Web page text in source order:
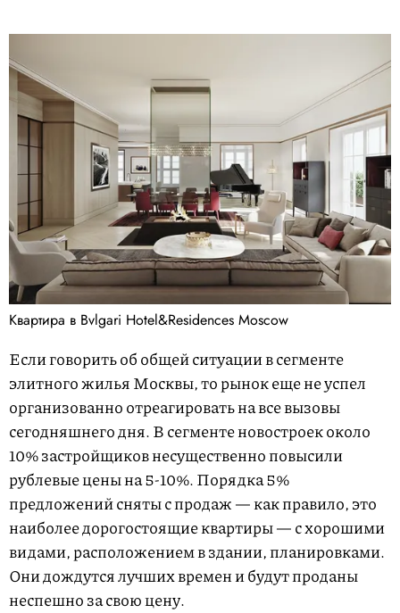
Квартира в Bvlgari Hotel&Residences Moscow
Если говорить об общей ситуации в сегменте
элитного жилья Москвы, то рынок еще не успел
организованно отреагировать на все вызовы
сегодняшнего дня. В сегменте новостроек около
10% застройщиков несущественно повысили
рублевые цены на 5-10%. Порядка 5%
предложений сняты с продаж — как правило, это
наиболее дорогостоящие квартиры — с хорошими
видами, расположением в здании, планировками.
Они дождутся лучших времен и будут проданы
неспешно за свою цену.